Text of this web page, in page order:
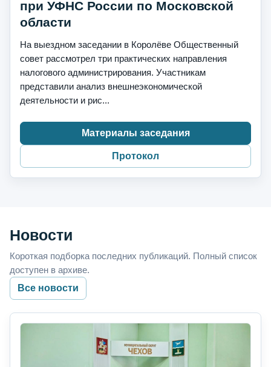
при УФНС России по Московской
области
На выездном заседании в Королёве Общественный
совет рассмотрел три практических направления
налогового администрирования. Участникам
представили анализ внешнеэкономической
деятельности и рис...
Материалы заседания
Протокол
Новости
Короткая подборка последних публикаций. Полный список
доступен в архиве.
Все новости